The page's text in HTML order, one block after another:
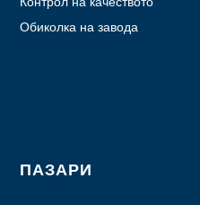
Обиколка на завода
ПАЗАРИ